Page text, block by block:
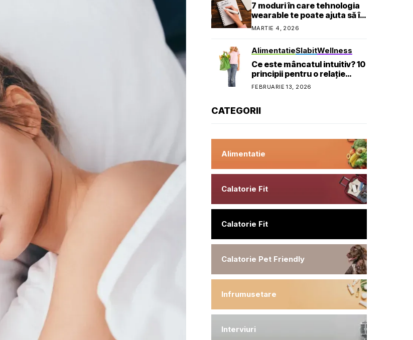
7 moduri în care tehnologia
wearable te poate ajuta să îți
atingi obiectivele de
sănătate
MARTIE 4, 2026
AlimentatieSlabitWellness
Ce este mâncatul intuitiv? 10
principii pentru o relație
sănătoasă cu mâncarea
FEBRUARIE 13, 2026
CATEGORII
Alimentatie
Calatorie Fit
Calatorie Fit
Calatorie Pet Friendly
Infrumusetare
Interviuri